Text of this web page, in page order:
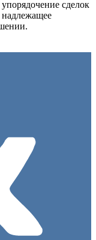
сделок